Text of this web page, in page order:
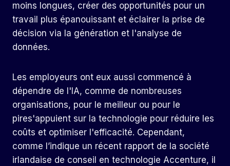
moins longues, créer des opportunités pour un
travail plus épanouissant et éclairer la prise de
décision via la génération et l'analyse de
données.
Les employeurs ont eux aussi commencé à
dépendre de l'IA, comme de nombreuses
organisations, pour le meilleur ou pour le
pires'appuient sur la technologie pour réduire les
coûts et optimiser l'efficacité. Cependant,
comme l’indique un récent rapport de la société
irlandaise de conseil en technologie Accenture, il